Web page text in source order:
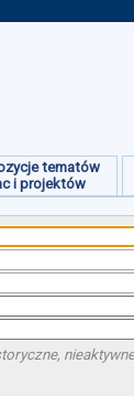
tematów
i projektów